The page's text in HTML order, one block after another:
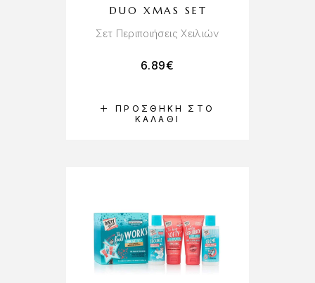
ΠΡΟΣΘΉΚΗ ΣΤΟ
ΚΑΛΆΘΙ
DUO XMAS SET
Σετ Περιποιήσεις Χειλιών
6.89€